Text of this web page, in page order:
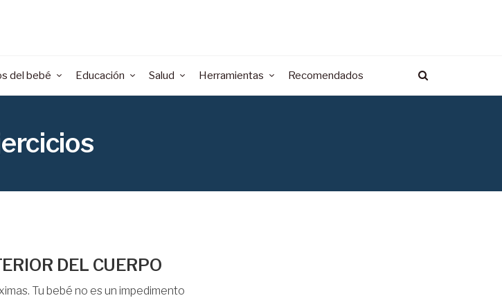
del bebé Educación Salud Herramientas Recomendados
DEL CUERPO
Tu bebé no es un impedimento